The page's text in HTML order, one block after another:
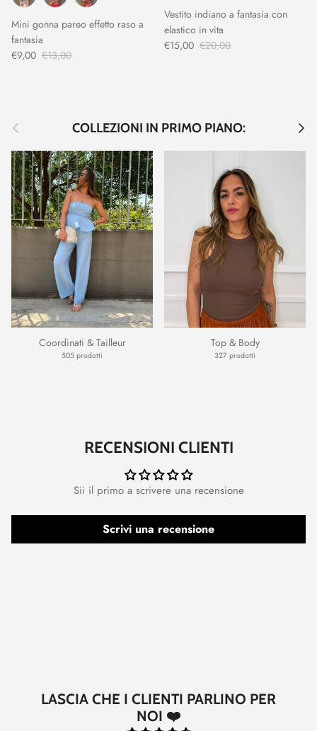
Mini gonna pareo effetto raso a
fantasia
€9,00 €13,00
Vestito indiano a fantasia con
elastico in vita
€15,00 €20,00
Indietro COLLEZIONI IN PRIMO PIANO:
Coordinati & Tailleur
505 prodotti
Top & Body
327 prodotti
RECENSIONI CLIENTI
Sii il primo a scrivere una recensione
Scrivi una recensione
LASCIA CHE I CLIENTI PARLINO PER
NOI ❤️